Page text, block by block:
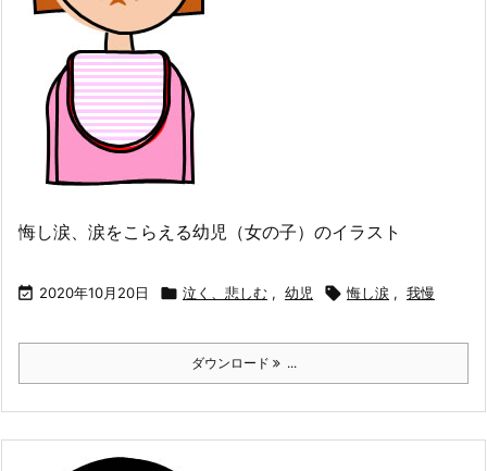
悔し涙、涙をこらえる幼児（女の子）のイラスト
 2020年10月20日  泣く、悲しむ , 幼児  悔し涙 , 我慢
ダウンロード ...